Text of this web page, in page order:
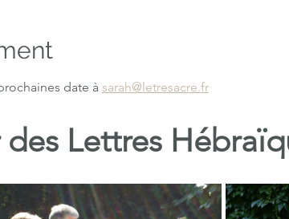
date à sarah@letresacre.fr
Lettres